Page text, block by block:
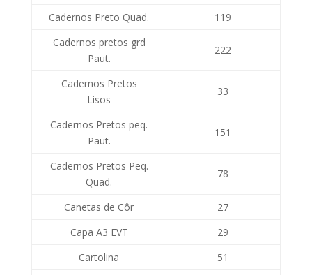
Cadernos Preto Quad.
119
Cadernos pretos grd
Paut.
222
Cadernos Pretos
Lisos
33
Cadernos Pretos peq.
Paut.
151
Cadernos Pretos Peq.
Quad.
78
Canetas de Côr
27
Capa A3 EVT
29
Cartolina
51